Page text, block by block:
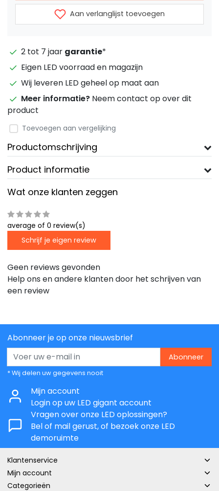
Aan verlanglijst toevoegen
2 tot 7 jaar garantie*
Eigen LED voorraad en magazijn
Wij leveren LED geheel op maat aan
Meer informatie? Neem contact op over dit
product
Toevoegen aan vergelijking
Productomschrijving
Product informatie
Wat onze klanten zeggen
average of 0 review(s)
Schrijf je eigen review
Geen reviews gevonden
Help ons en andere klanten door het schrijven van
een review
Abonneer je op onze nieuwsbrief
Abonneer
* Wij delen uw gegevens nooit
Mijn account
Login op uw LED gigant account
Vragen over onze LED oplossingen?
Bel of mail gerust, of bezoek onze LED
demoruimte
Klantenservice
Mijn account
Categorieën